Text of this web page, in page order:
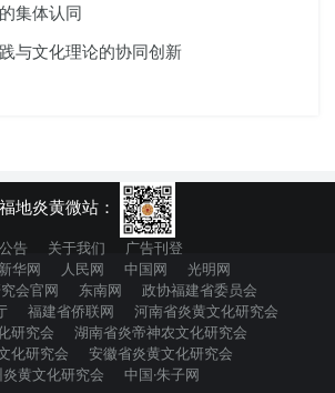
集体认同
与文化理论的协同创新
福地炎黄微站：
告 关于我们
广告刊登
新华网 人民网 中国网
光明网
会官网
东南网
政协福建省委员会
福建省侨联网
河南省炎黄文化研究会
研究会
湖南省炎帝神农文化研究会
化研究会
安徽省炎黄文化研究会
黄文化研究会
中国·朱子网